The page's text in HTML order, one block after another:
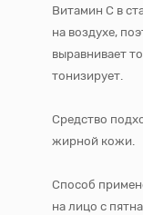
Витамин С в
на воздухе,
выравнивает
тонизирует.
Средство
жирной кожи.
Способ
на лицо с